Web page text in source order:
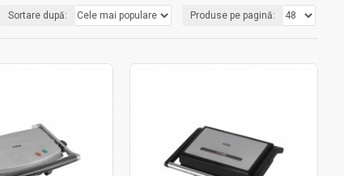
Sortare după: Produse pe pagină: